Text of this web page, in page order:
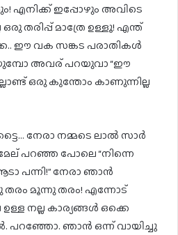
എനിക്ക് ഇപ്പോഴും അവിടെ
തരിപ്പ് മാത്രേ ഉള്ളൂ! എന്ത്
ഈ വക സങ്കട പരാതികൾ
അവര് പറയുവാ “ഈ
ഒരു കുന്തോം കാണുന്നില്ല
നേരാ നമ്മടെ ലാൽ സാർ
പറഞ്ഞ പോലെ “നിന്നെ
പന്നി!” നേരാ ഞാൻ
തരം മൂന്നു തരം! എന്നോട്
നല്ല കാര്യങ്ങൾ ഒക്കെ
പറഞ്ഞോ. ഞാൻ ഒന്ന് വായിച്ചു